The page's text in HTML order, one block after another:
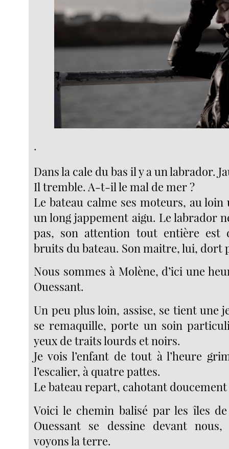
.
Dans la cale du bas il y a un labrador.
Il tremble. A-t-il le mal de mer ?
Le bateau calme ses moteurs, au
un long jappement aigu. Le labrador
pas, son attention tout entière est
bruits du bateau. Son maitre, lui, dort
Nous sommes à Molène, d’ici une
Ouessant.
Un peu plus loin, assise, se tient une
se remaquille, porte un soin
yeux de traits lourds et noirs.
Je vois l’enfant de tout à l’heure
l’escalier, à quatre pattes.
Le bateau repart, cahotant doucement
Voici le chemin balisé par les îles
Ouessant se dessine devant
voyons la terre.